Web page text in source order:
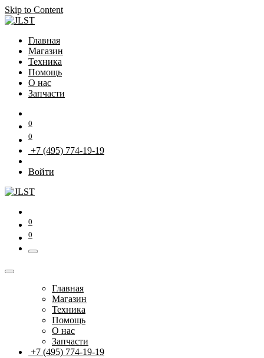
Skip to Content
Главная
Магазин
Техника
Помощь
О нас
Запчасти
0
0
+7 (495) 774-19-19
Войти
0
0
Главная
Магазин
Техника
Помощь
О нас
Запчасти
+7 (495) 774-19-19